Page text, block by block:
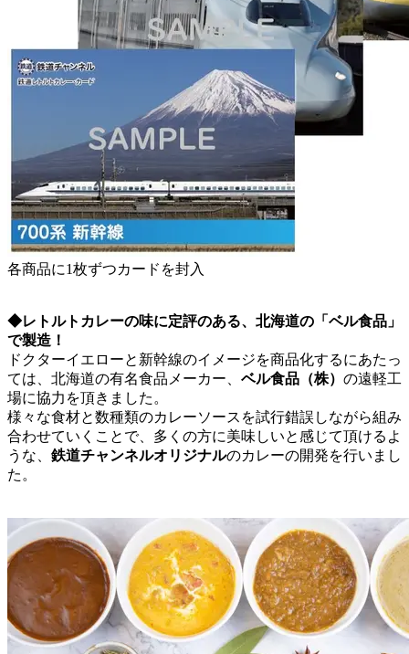
各商品に1枚ずつカードを封入
◆レトルトカレーの味に定評のある、北海道の「ベル食品」
で製造！
ドクターイエローと新幹線のイメージを商品化するにあたっ
ては、北海道の有名食品メーカー、 ベル食品（株） の遠軽工
場に協力を頂きました。
様々な食材と数種類のカレーソースを試行錯誤しながら組み
合わせていくことで、多くの方に美味しいと感じて頂けるよ
うな、 鉄道チャンネルオリジナルのカレーの開発を行いまし
た。